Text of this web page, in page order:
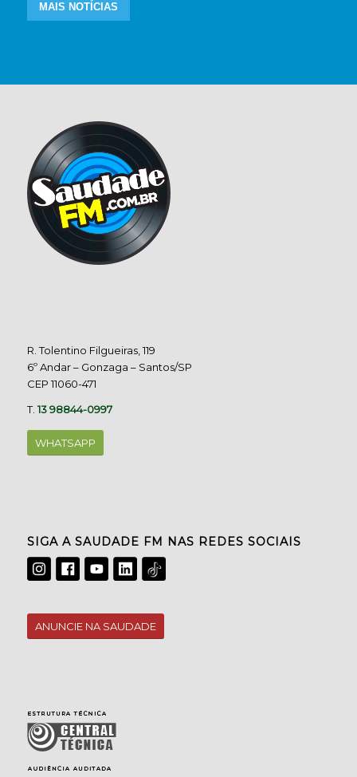
MAIS NOTÍCIAS
R. Tolentino Filgueiras, 119
6º Andar – Gonzaga – Santos/SP
CEP 11060-471
T.13 98844-0997
WHATSAPP
SIGA A SAUDADE FM NAS REDES SOCIAIS
ANUNCIE NA SAUDADE